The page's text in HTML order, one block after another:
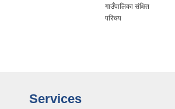
गाउँपालिका संक्षित
परिचय
Services